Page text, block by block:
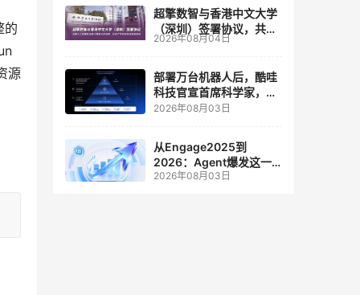
的
源
管理
超擎数智与香港中文大学
（深圳）签署协议，共建
人工智能和边缘计算联合
2026年08月04日
部署万台机器人后，酷哇
科技官宣首席科学家，要
让世界模型交付生产力
2026年08月03日
从Engage2025到
2026：Agent爆发这一
年，AI CRM 走到哪了
2026年08月03日